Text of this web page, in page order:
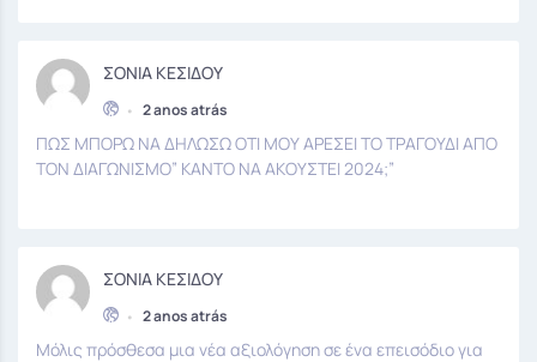
ΣΟΝΙΑ ΚΕΣΙΔΟΥ
• 2 anos atrás
ΠΩΣ ΜΠΟΡΩ ΝΑ ΔΗΛΩΣΩ ΟΤΙ ΜΟΥ ΑΡΕΣΕΙ ΤΟ ΤΡΑΓΟΥΔΙ ΑΠΟ
ΤΟΝ ΔΙΑΓΩΝΙΣΜΟ” ΚΑΝΤΟ ΝΑ ΑΚΟΥΣΤΕΙ 2024;”
ΣΟΝΙΑ ΚΕΣΙΔΟΥ
• 2 anos atrás
Μόλις πρόσθεσα μια νέα αξιολόγηση σε ένα επεισόδιο για